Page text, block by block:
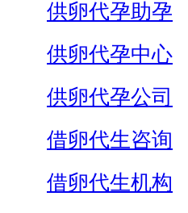
供卵代孕助孕
供卵代孕中心
供卵代孕公司
借卵代生咨询
借卵代生机构